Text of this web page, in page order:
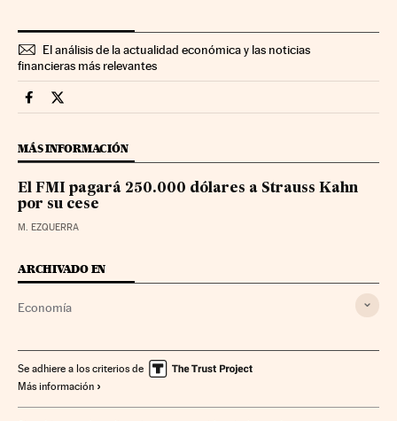
El análisis de la actualidad económica y las noticias
financieras más relevantes
Economia Cinco Días en Facebook
Economia Cinco Días en Twitter
MÁS INFORMACIÓN
El FMI pagará 250.000 dólares a Strauss Kahn
por su cese
M. EZQUERRA
ARCHIVADO EN
Economía
Se adhiere a los criterios de
Más información